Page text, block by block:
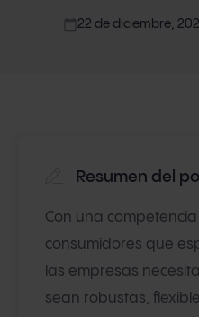
22 de diciembre,
Resumen del
Con una
consumidores que
las empresas
sean robustas,